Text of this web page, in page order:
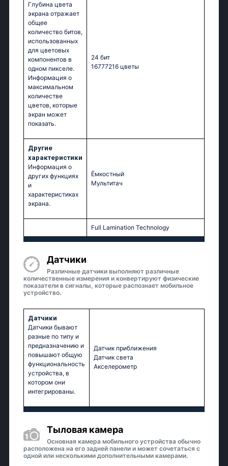
Глубина цвета
экрана отражает
общее
количество битов,
использованных
для цветовых
компонентов в
одном пикселе.
Информация о
максимальном
количестве
цветов, которые
экран может
показать.
24 бит
16777216 цветы
Другие
характеристики
Информация о
других функциях
и
характеристиках
экрана.
Ёмкостный
Мультитач
Full Lamination Technology
Датчики
Различные датчики выполняют различные
количественные измерения и конвертируют физические
показатели в сигналы, которые распознает мобильное
устройство.
Датчики
Датчики бывают
разные по типу и
предназначению и
повышают общую
функциональность
устройства, в
котором они
интегрированы.
Датчик приближения
Датчик света
Акселерометр
Тыловая камера
Основная камера мобильного устройства обычно
расположена на его задней панели и может сочетаться с
одной или несколькими дополнительными камерами.